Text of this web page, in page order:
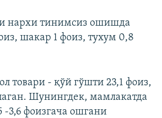
нархи тинимсиз ошишда
шакар 1 фоиз, тухум 0,8
товари - қўй гўшти 23,1 фоиз,
Шунингдек, мамлакатда
-3,6 фоизгача ошгани